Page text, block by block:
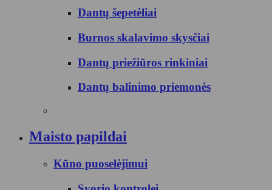
Dantų šepetėliai
Burnos skalavimo skysčiai
Dantų priežiūros rinkiniai
Dantų balinimo priemonės
Maisto papildai
Kūno puoselėjimui